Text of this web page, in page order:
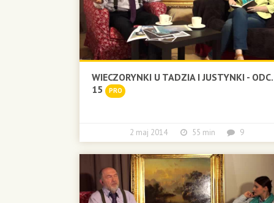
WIECZORYNKI U TADZIA I JUSTYNKI - ODC.
15
PRO
2 maj 2014 55 min 9